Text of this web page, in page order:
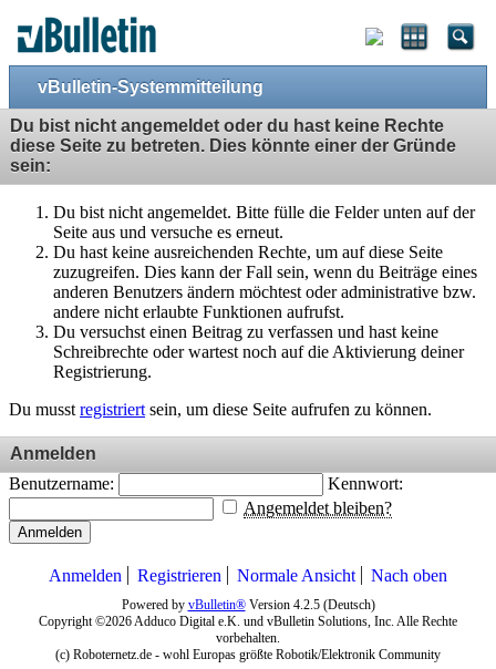
vBulletin-Systemmitteilung
Du bist nicht angemeldet oder du hast keine Rechte
diese Seite zu betreten. Dies könnte einer der Gründe
sein:
Du bist nicht angemeldet. Bitte fülle die Felder unten auf der
Seite aus und versuche es erneut.
Du hast keine ausreichenden Rechte, um auf diese Seite
zuzugreifen. Dies kann der Fall sein, wenn du Beiträge eines
anderen Benutzers ändern möchtest oder administrative bzw.
andere nicht erlaubte Funktionen aufrufst.
Du versuchst einen Beitrag zu verfassen und hast keine
Schreibrechte oder wartest noch auf die Aktivierung deiner
Registrierung.
Du musst registriert sein, um diese Seite aufrufen zu können.
Anmelden
Benutzername:
Kennwort:
Angemeldet bleiben?
Anmelden
Anmelden Registrieren Normale Ansicht Nach oben
Powered by vBulletin®Version 4.2.5 (Deutsch)
Copyright ©2026 Adduco Digital e.K. und vBulletin Solutions, Inc. Alle Rechte
vorbehalten.
(c) Roboternetz.de - wohl Europas größte Robotik/Elektronik Community